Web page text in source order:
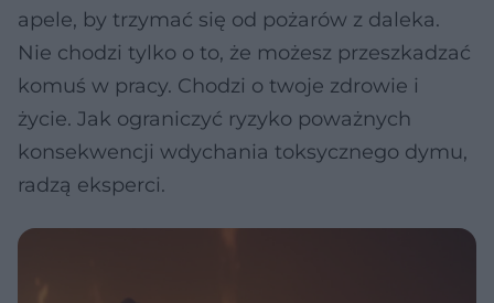
apele, by trzymać się od pożarów z daleka.
Nie chodzi tylko o to, że możesz przeszkadzać
komuś w pracy. Chodzi o twoje zdrowie i
życie. Jak ograniczyć ryzyko poważnych
konsekwencji wdychania toksycznego dymu,
radzą eksperci.